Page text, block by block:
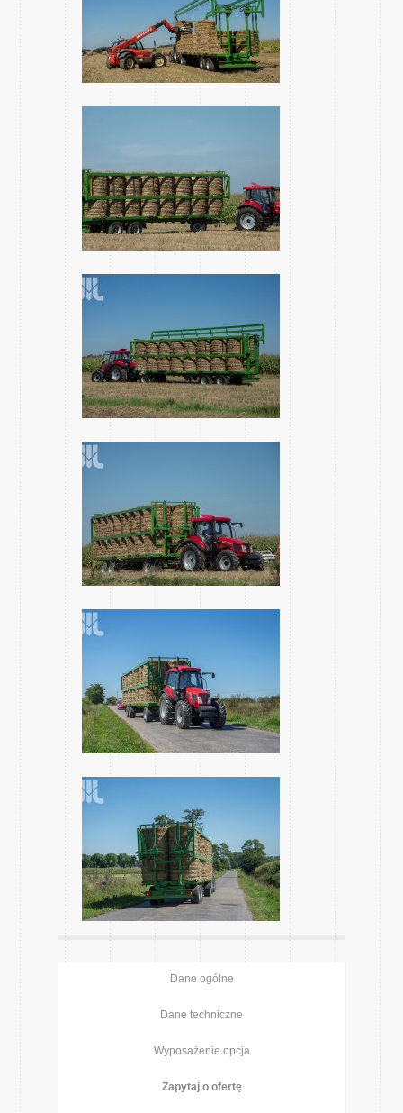
Dane ogólne
Dane techniczne
Wyposażenie opcja
Zapytaj o ofertę